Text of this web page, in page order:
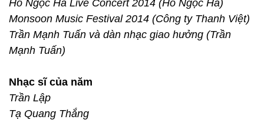
Hồ Ngọc Hà Live Concert 2014 (Hồ Ngọc Hà)
Monsoon Music Festival 2014 (Công ty Thanh Việt)
Trần Mạnh Tuấn và dàn nhạc giao hưởng (Trần
Mạnh Tuấn)
Nhạc sĩ của năm
Trần Lập
Tạ Quang Thắng